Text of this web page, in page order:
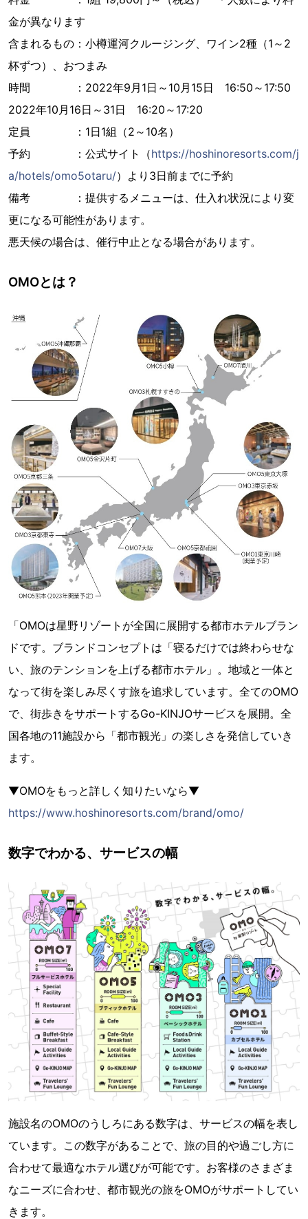
金が異なります
含まれるもの：小樽運河クルージング、ワイン2種（1～2
杯ずつ）、おつまみ
時間 ：2022年9月1日～10月15日 16:50～17:50
2022年10月16日～31日 16:20～17:20
定員 ：1日1組（2～10名）
予約 ：公式サイト（https://hoshinoresorts.com/j
a/hotels/omo5otaru/）より3日前までに予約
備考 ：提供するメニューは、仕入れ状況により変
更になる可能性があります。
悪天候の場合は、催行中止となる場合があります。
OMOとは？
「OMOは星野リゾートが全国に展開する都市ホテルブラン
ドです。ブランドコンセプトは「寝るだけでは終わらせな
い、旅のテンションを上げる都市ホテル」。地域と一体と
なって街を楽しみ尽くす旅を追求しています。全てのOMO
で、街歩きをサポートするGo-KINJOサービスを展開。全
国各地の11施設から「都市観光」の楽しさを発信していき
ます。
▼OMOをもっと詳しく知りたいなら▼
https://www.hoshinoresorts.com/brand/omo/
数字でわかる、サービスの幅
施設名のOMOのうしろにある数字は、サービスの幅を表し
ています。この数字があることで、旅の目的や過ごし方に
合わせて最適なホテル選びが可能です。お客様のさまざま
なニーズに合わせ、都市観光の旅をOMOがサポートしてい
きます。